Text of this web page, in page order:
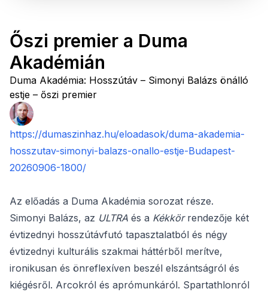
Őszi premier a Duma
Akadémián
Duma Akadémia: Hosszútáv – Simonyi Balázs önálló
estje – őszi premier
https://dumaszinhaz.hu/eloadasok/duma-akademia-
hosszutav-simonyi-balazs-onallo-estje-Budapest-
20260906-1800/
Az előadás a Duma Akadémia sorozat része.
Simonyi Balázs, az ULTRA és a Kékkörrendezője két
évtizednyi hosszútávfutó tapasztalatból és négy
évtizednyi kulturális szakmai háttérből merítve,
ironikusan és önreflexíven beszél elszántságról és
kiégésről. Arcokról és aprómunkáról. Spartathlonról